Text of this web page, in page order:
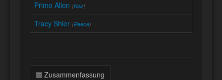
Primo Allon (Koz)
Tracy Shier (Peece)
Zusammenfassung